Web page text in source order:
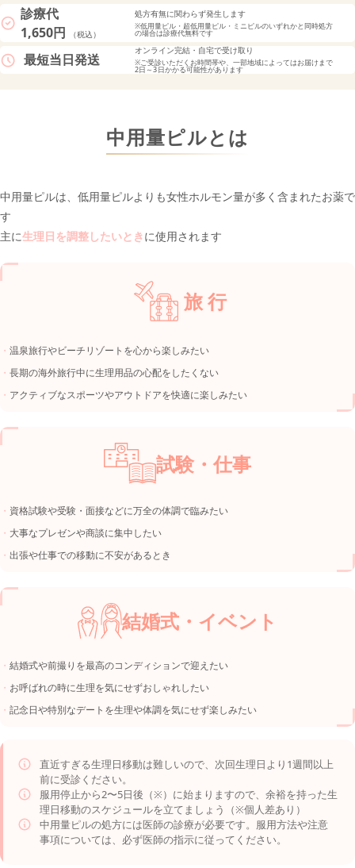
診療代
1,650円
（税込）
処方有無に関わらず発生します
※低用量ピル・超低用量ピル・ミニピルのいずれかと同時処方
の場合は診療代無料です
最短当日発送
オンライン完結・自宅で受け取り
※ご受診いただくお時間帯や、一部地域によってはお届けまで
2日～3日かかる可能性があります
中用量ピルとは
中用量ピルは、低用量ピルよりも女性ホルモン量が多く含まれたお薬で
す
主に生理日を調整したいときに使用されます
旅 行
温泉旅行やビーチリゾートを心から楽しみたい
長期の海外旅行中に生理用品の心配をしたくない
アクティブなスポーツやアウトドアを快適に楽しみたい
試験・仕事
資格試験や受験・面接などに万全の体調で臨みたい
大事なプレゼンや商談に集中したい
出張や仕事での移動に不安があるとき
結婚式・イベント
結婚式や前撮りを最高のコンディションで迎えたい
お呼ばれの時に生理を気にせずおしゃれしたい
記念日や特別なデートを生理や体調を気にせず楽しみたい
直近すぎる生理日移動は難しいので、次回生理日より1週間以上
前に受診ください。
服用停止から2〜5日後（※）に始まりますので、余裕を持った生
理日移動のスケジュールを立てましょう（※個人差あり）
中用量ピルの処方には医師の診療が必要です。服用方法や注意
事項については、必ず医師の指示に従ってください。